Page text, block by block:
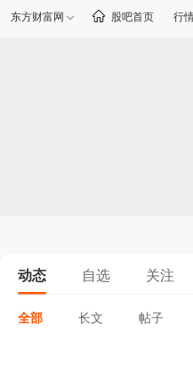
东方财富网 股吧首页 行
动态 自选 关注
全部 长文 帖子